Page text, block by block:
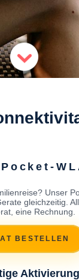
Unser
gleichzeitig.
eine Rechnung.
BESTELLEN
Aktivierung